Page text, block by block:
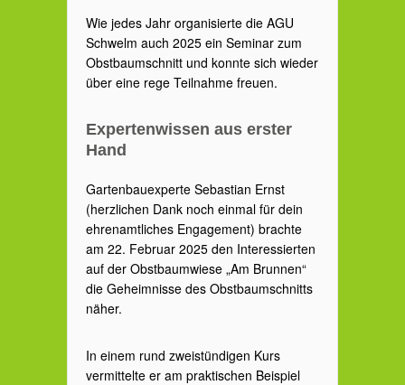
Wie jedes Jahr organisierte die AGU
Schwelm auch 2025 ein Seminar zum
Obstbaumschnitt und konnte sich wieder
über eine rege Teilnahme freuen.
Expertenwissen aus erster
Hand
Gartenbauexperte Sebastian Ernst
(herzlichen Dank noch einmal für dein
ehrenamtliches Engagement) brachte
am 22. Februar 2025 den Interessierten
auf der Obstbaumwiese „Am Brunnen“
die Geheimnisse des Obstbaumschnitts
näher.
In einem rund zweistündigen Kurs
vermittelte er am praktischen Beispiel